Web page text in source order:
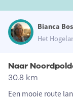
Bianca
Het
Naar
30.8 km
Een mooie route